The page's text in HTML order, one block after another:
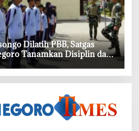
Dilatih PBB, Satgas
Tanamkan Disiplin dan